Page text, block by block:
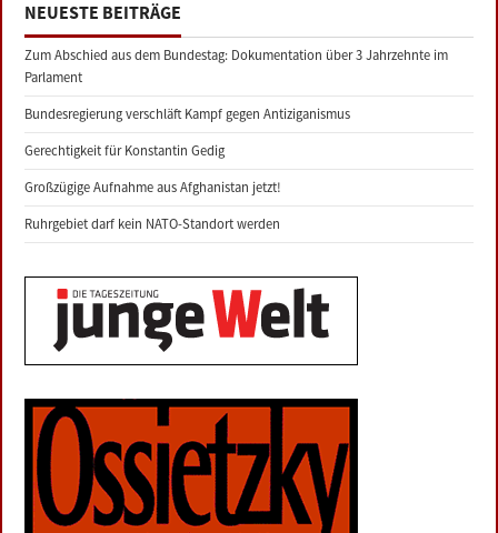
NEUESTE BEITRÄGE
Zum Abschied aus dem Bundestag: Dokumentation über 3 Jahrzehnte im
Parlament
Bundesregierung verschläft Kampf gegen Antiziganismus
Gerechtigkeit für Konstantin Gedig
Großzügige Aufnahme aus Afghanistan jetzt!
Ruhrgebiet darf kein NATO-Standort werden